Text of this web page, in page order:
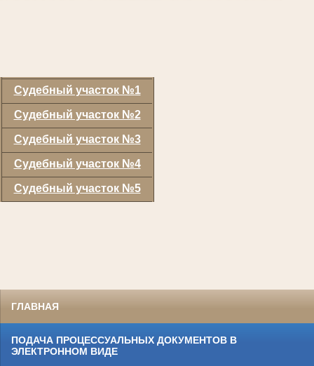
Судебный участок №1
Судебный участок №2
Судебный участок №3
Судебный участок №4
Судебный участок №5
ГЛАВНАЯ
ПОДАЧА ПРОЦЕССУАЛЬНЫХ ДОКУМЕНТОВ В
ЭЛЕКТРОННОМ ВИДЕ